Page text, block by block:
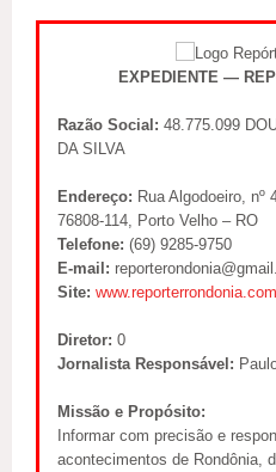
EXPEDIENTE —
Razão Social: 48.775.099
DA SILVA
Endereço: Rua Algodoeiro, nº
76808-114, Porto Velho – RO
Telefone: (69) 9285-9750
E-mail:
Site: www.reporterrondonia.com
Diretor: 0
Jornalista Responsável:
Missão e Propósito:
Informar com precisão e
acontecimentos de Rondônia,